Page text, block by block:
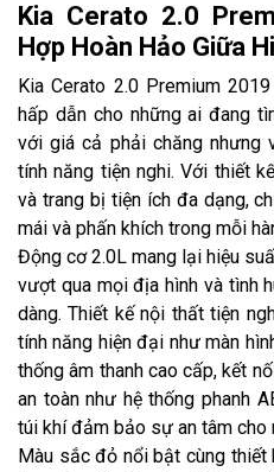
Kia Cerato 2.0
Hợp Hoàn Hảo Giữa
Kia Cerato 2.0 Premium
hấp dẫn cho những ai đang
với giá cả phải chăng
tính năng tiện nghi. Với thiết
và trang bị tiện ích đa dạng,
mái và phấn khích trong mỗi
Động cơ 2.0L mang lại hiệu
vượt qua mọi địa hình và tình
dàng. Thiết kế nội thất tiện
tính năng hiện đại như màn
thống âm thanh cao cấp, kết
an toàn như hệ thống phanh
túi khí đảm bảo sự an tâm cho
Màu sắc đỏ nổi bật cùng